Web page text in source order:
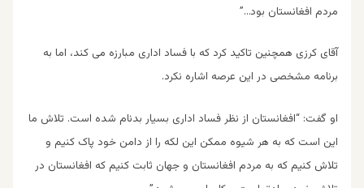
مردم افغانستان بود…”
آقای کرزی همچنین تاکید کرد که با فساد اداری مبارزه می کند، اما به
برنامه مشخصی در این عرصه اشاره نکرد.
او گفت: “افغانستان از نظر فساد اداری بسیار بدنام شده است. تلاش ما
این است که به هر شیوه ممکن این لکه را از دامن خود پاک کنیم و
تلاش کنیم که به مردم افغانستان و جهان ثابت کنیم که افغانستان در